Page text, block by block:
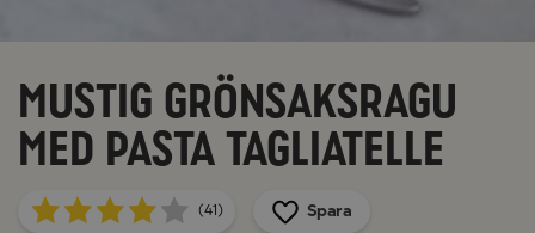
Mustig grönsaksragu
med pasta tagliatelle
(41)
Spara